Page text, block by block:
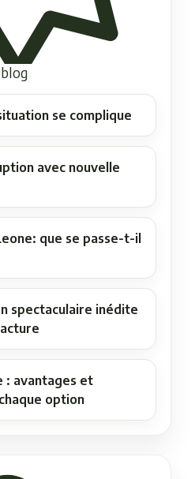
se complique
avec nouvelle
que se passe-t-il
spectaculaire inédite
: avantages et
option